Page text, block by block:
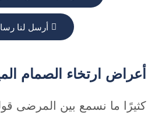
أرسل لنا
أعراض ارتخاء الصمام
كثيرًا ما نسمع بين المرضى